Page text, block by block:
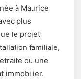
à Maurice
plus
le projet
familiale,
ou une
immobilier.